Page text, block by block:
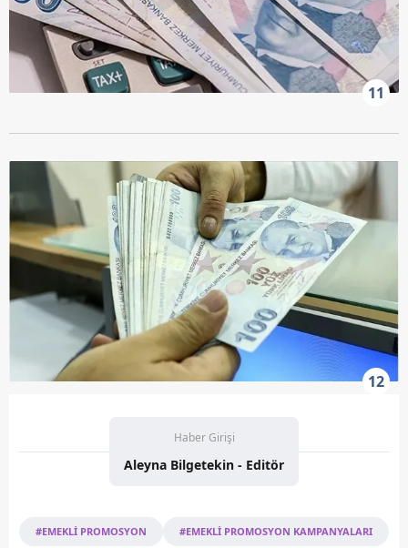
11
12
Haber Girişi
Aleyna Bilgetekin - Editör
#EMEKLİ PROMOSYON #EMEKLİ PROMOSYON KAMPANYALARI